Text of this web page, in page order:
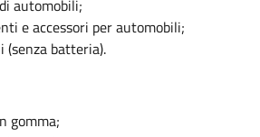
automobili;
e accessori per automobili;
(senza batteria).
gomma;